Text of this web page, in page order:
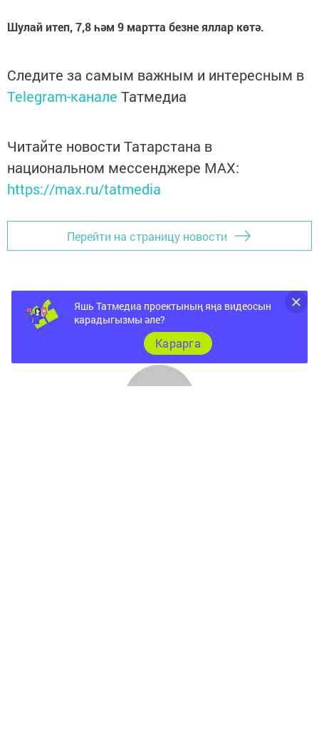
Шулай итеп, 7,8 һәм 9 мартта безне яллар көтә.
Следите за самым важным и интересным в
Telegram-канале Татмедиа
Читайте новости Татарстана в
национальном мессенджере MАХ:
https://max.ru/tatmedia
Перейти на страницу новости
Яшь Татмедиа проектының яңа видеосын
карадыгызмы әле?
Карарга